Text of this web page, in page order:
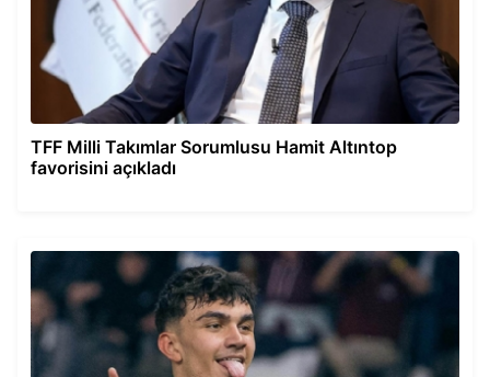
TFF Milli Takımlar Sorumlusu Hamit Altıntop
favorisini açıkladı